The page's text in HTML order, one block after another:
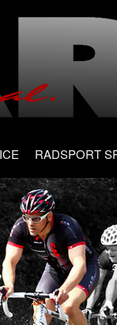
RADSPORT